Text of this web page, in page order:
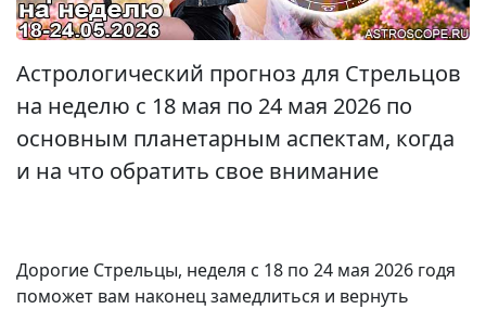
Астрологический прогноз для Стрельцов
на неделю с 18 мая по 24 мая 2026 по
основным планетарным аспектам, когда
и на что обратить свое внимание
Дорогие Стрельцы, неделя с 18 по 24 мая 2026 годя
поможет вам наконец замедлиться и вернуть